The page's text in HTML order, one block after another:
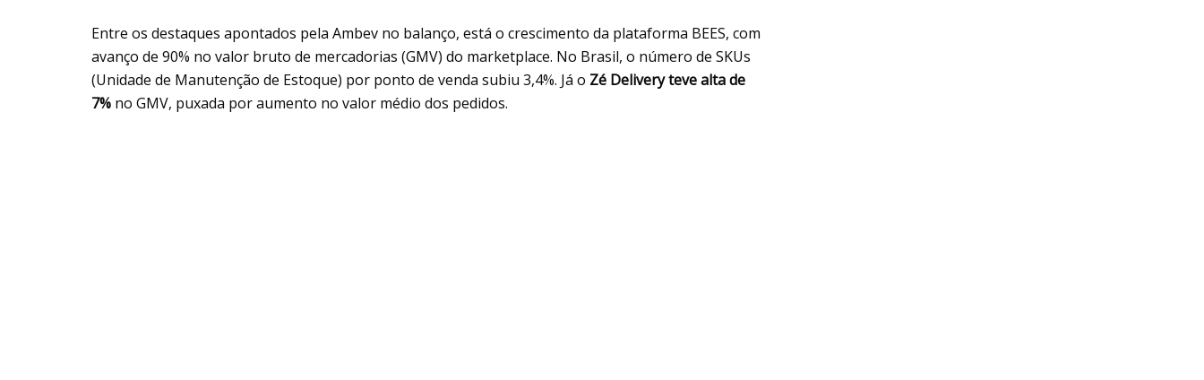
Entre os destaques apontados pela Ambev no balanço, está o crescimento da plataforma BEES, com
avanço de 90% no valor bruto de mercadorias (GMV) do marketplace. No Brasil, o número de SKUs
(Unidade de Manutenção de Estoque) por ponto de venda subiu 3,4%. Já o Zé Delivery teve alta de
7% no GMV, puxada por aumento no valor médio dos pedidos.